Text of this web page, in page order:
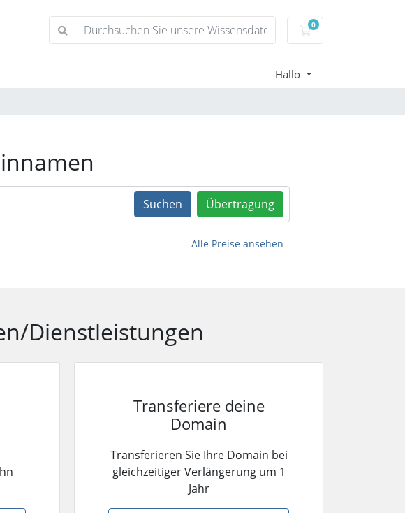
0
Mein Warenkorb
Hallo
Suchen Übertragung
Alle Preise ansehen
Dienstleistungen
Transferiere deine
Domain
Transferieren Sie Ihre Domain bei
gleichzeitiger Verlängerung um 1
Jahr